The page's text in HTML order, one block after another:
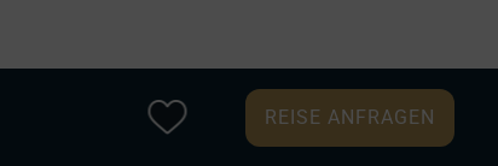
REISE ANFRAGEN